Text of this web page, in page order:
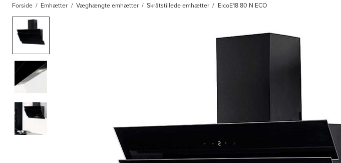
Emhætter Køl og Frys Vinkøleskabe Ovne og Kogeplader
Forside Emhætter Væghængte emhætter Skråtstillede emhætter EicoE18 80 N ECO